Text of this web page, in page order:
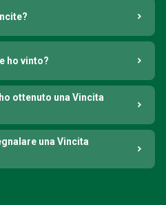
ho vinto?
ottenuto una Vincita
una Vincita